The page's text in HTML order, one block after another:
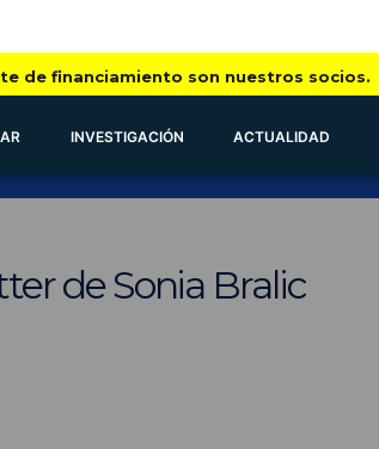
de financiamiento son nuestros socios.
INVESTIGACIÓN ACTUALIDAD
de Sonia Bralic